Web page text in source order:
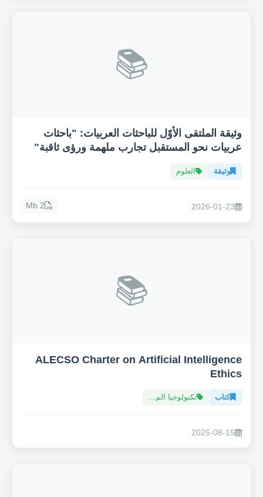
📚
وثيقة الملتقى الأوّل للباحثات العربيات: "باحثات
عربيات نحو المستقبل تجارب ملهمة ورؤى ثاقبة"
وثيقة العلوم
2026-01-23
2 Mb
📚
ALECSO Charter on Artificial Intelligence
Ethics
كتاب تكنولوجيا الم...
2025-08-15